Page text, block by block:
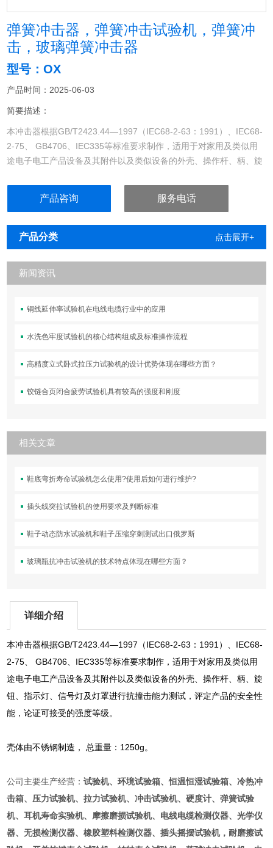
弹簧冲击器，弹簧冲击试验机，弹簧冲
击，玻璃弹簧冲击器
型号：OX
产品时间：2025-06-03
简要描述：
本冲击器根据GB/T2423.44—1997（IEC68-2-63：1991）、IEC68-
2-75、 GB4706、IEC335等标准要求制作，适用于对家用及类似用
途电子电工产品设备及其附件以及类似设备的外壳、操作杆、柄、旋
产品咨询 服务电话
产品分类 点击展开+
新闻资讯
铜线延伸率试验机在电线电缆行业中的应用
水洗色牢度试验机的核心结构组成及标准操作流程
高精度立式卧式拉压力试验机的设计优势体现在哪些方面？
铰链合页闭合疲劳试验机具有较高的强度和刚度
相关文章
鞋底弯折寿命试验机怎么使用?使用后如何进行维护?
插头线突拉试验机的使用要求及判断标准
鞋子动态防水试验机和鞋子压缩穿刺测试出口俄罗斯
玻璃瓶抗冲击试验机的技术特点体现在哪些方面？
详细介绍
本冲击器根据GB/T2423.44—1997（IEC68-2-63：1991）、IEC68-
2-75、 GB4706、IEC335等标准要求制作，适用于对家用及类似用
途电子电工产品设备及其附件以及类似设备的外壳、操作杆、柄、旋
钮、指示灯、信号灯及灯罩进行抗撞击能力测试，评定产品的安全性
能，论证可接受的强度等级。
壳体由不锈钢制造， 总重量：1250g。
公司主要生产经营：试验机、环境试验箱、恒温恒湿试验箱、冷热冲
击箱、压力试验机、拉力试验机、冲击试验机、硬度计、弹簧试验
机、耳机寿命实验机、摩擦磨损试验机、电线电缆检测仪器、光学仪
器、无损检测仪器、橡胶塑料检测仪器、插头摇摆试验机，耐磨擦试